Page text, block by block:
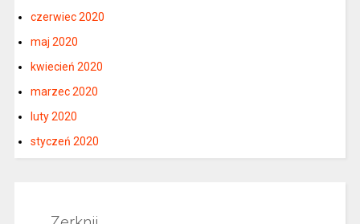
czerwiec 2020
maj 2020
kwiecień 2020
marzec 2020
luty 2020
styczeń 2020